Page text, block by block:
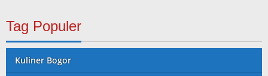
Tag Populer
Kuliner Bogor